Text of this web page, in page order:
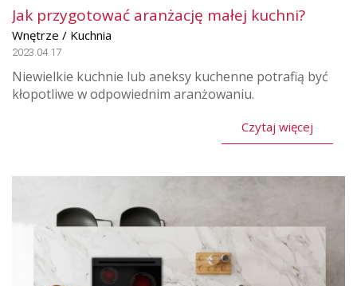
Jak przygotować aranżację małej kuchni?
Wnętrze / Kuchnia
2023.04.17
Niewielkie kuchnie lub aneksy kuchenne potrafią być
kłopotliwe w odpowiednim aranżowaniu.
Czytaj więcej